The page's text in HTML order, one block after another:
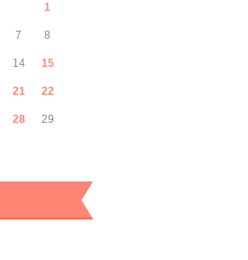
1
7 8
14 15
21 22
28 29